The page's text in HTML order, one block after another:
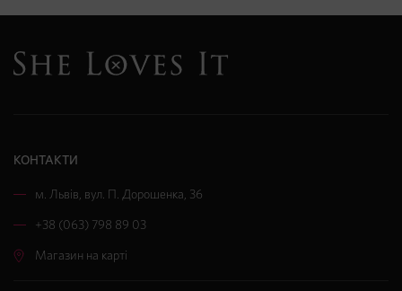
КОНТАКТИ
м. Львів, вул. П. Дорошенка, 36
+38 (063) 798 89 03
Магазин на карті